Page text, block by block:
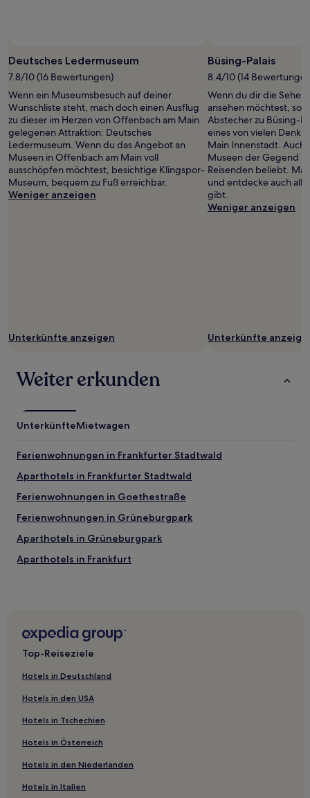
Bedingungen
gelten.
Deutsches Ledermuseum
7.8/10 (16 Bewertungen)
Wenn ein Museumsbesuch auf deiner
Wunschliste steht, mach doch einen Ausflug
zu dieser im Herzen von Offenbach am Main
gelegenen Attraktion: Deutsches
Ledermuseum. Wenn du das Angebot an
Museen in Offenbach am Main voll
ausschöpfen möchtest, besichtige Klingspor-
Museum, bequem zu Fuß erreichbar.
Weniger anzeigen
Unterkünfte anzeigen
Büsing-Palais
8.4/10 (14
Wenn du dir die
ansehen möchtest,
Abstecher zu Büsing-
eines von vielen
Main Innenstadt. Auch
Museen der Gegend
Reisenden beliebt.
und entdecke auch
gibt.
Weniger anzeigen
Unterkünfte
Weiter erkunden
UnterkünfteMietwagen
Ferienwohnungen in Frankfurter Stadtwald
Aparthotels in Frankfurter Stadtwald
Ferienwohnungen in Goethestraße
Ferienwohnungen in Grüneburgpark
Aparthotels in Grüneburgpark
Aparthotels in Frankfurt
Lgbtqia-Freundliche nahe Große Bockenheimer Straße
Familien nahe Große Bockenheimer Straße
Boutique- nahe Große Bockenheimer Straße
Business nahe Große Bockenheimer Straße
Hotels mit Wellnessbereich nahe Große Bockenheimer
Straße
Top-Reiseziele
Hotels in Deutschland
Hotels in den USA
Hotels in Tschechien
Hotels in Österreich
Hotels in den Niederlanden
Hotels in Italien